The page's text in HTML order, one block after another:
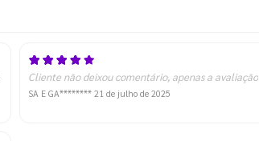
Cliente não deixou comentário, apenas a avaliação
SA E GA******** 21 de julho de 2025